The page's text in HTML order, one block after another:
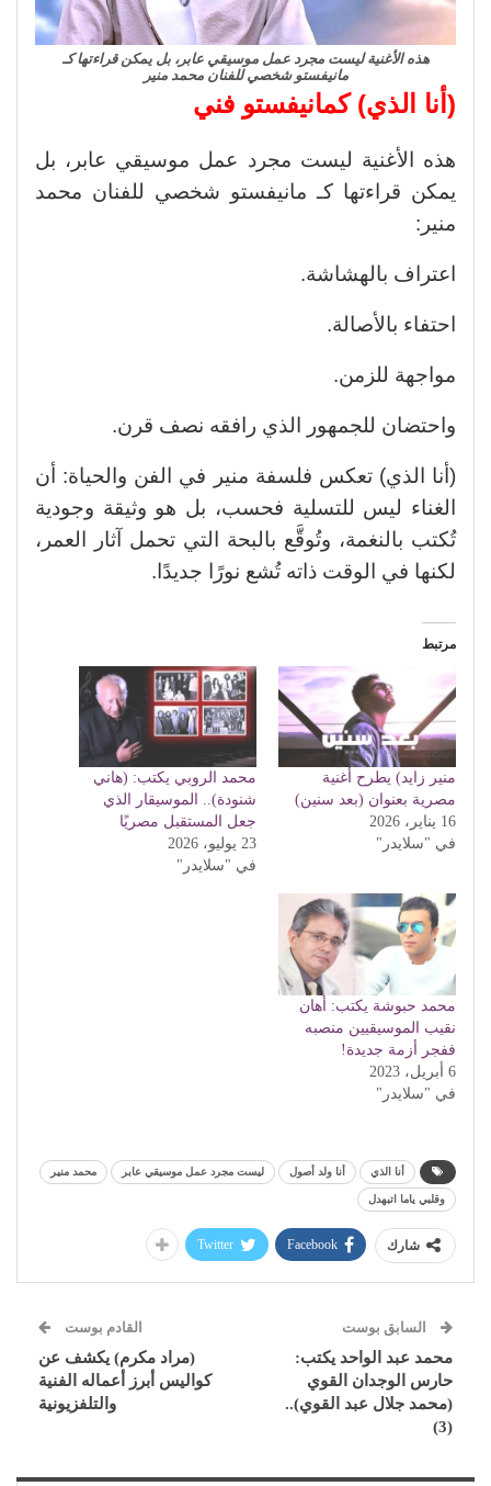
هذه الأغنية ليست مجرد عمل موسيقي عابر، بل يمكن قراءتها كـ
مانيفستو شخصي للفنان محمد منير
(أنا الذي) كمانيفستو فني
هذه الأغنية ليست مجرد عمل موسيقي عابر، بل
يمكن قراءتها كـ مانيفستو شخصي للفنان محمد
منير:
اعتراف بالهشاشة.
احتفاء بالأصالة.
مواجهة للزمن.
واحتضان للجمهور الذي رافقه نصف قرن.
(أنا الذي) تعكس فلسفة منير في الفن والحياة: أن
الغناء ليس للتسلية فحسب، بل هو وثيقة وجودية
تُكتب بالنغمة، وتُوقَّع بالبحة التي تحمل آثار العمر،
لكنها في الوقت ذاته تُشع نورًا جديدًا.
مرتبط
منير زايد) يطرح أغنية
مصرية بعنوان (بعد سنين)
16 يناير، 2026
في "سلايدر"
محمد الروبي يكتب: (هاني
شنودة).. الموسيقار الذي
جعل المستقبل مصريًا
23 يوليو، 2026
في "سلايدر"
محمد حبوشة يكتب: أهان
نقيب الموسيقيين منصبه
ففجر أزمة جديدة!
6 أبريل، 2023
في "سلايدر"
أنا الذي أنا ولد أصول ليست مجرد عمل موسيقي عابر محمد منير
وقلبي ياما اتبهدل
شارك Facebook
Twitter
السابق بوست
محمد عبد الواحد يكتب:
حارس الوجدان القوي
(محمد جلال عبد القوي)..
(3)
القادم بوست
(مراد مكرم) يكشف عن
كواليس أبرز أعماله الفنية
والتلفزيونية